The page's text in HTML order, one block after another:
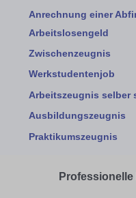
Anrechnung einer
Arbeitslosengeld
Zwischenzeugnis
Werkstudentenjob
Arbeitszeugnis selber
Ausbildungszeugnis
Praktikumszeugnis